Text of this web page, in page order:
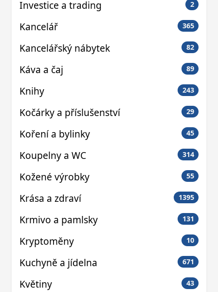
Investice a trading 2
Kancelář 365
Kancelářský nábytek 82
Káva a čaj 89
Knihy 243
Kočárky a příslušenství 29
Koření a bylinky 45
Koupelny a WC 314
Kožené výrobky 55
Krása a zdraví 1395
Krmivo a pamlsky 131
Kryptoměny 10
Kuchyně a jídelna 671
Květiny 43